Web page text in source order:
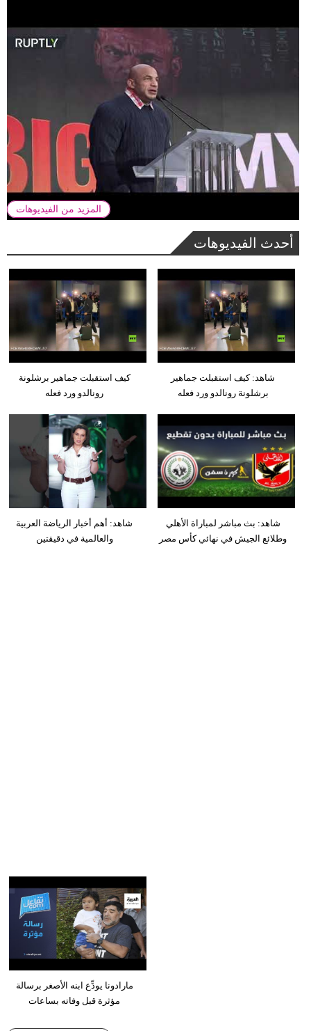
المزيد من الفيديوهات
أحدث الفيديوهات
كيف استقبلت جماهير برشلونة
رونالدو ورد فعله
شاهد: كيف استقبلت جماهير
برشلونة رونالدو ورد فعله
شاهد: أهم أخبار الرياضة العربية
والعالمية في دقيقتين
شاهد: بث مباشر لمباراة الأهلي
وطلائع الجيش في نهائي كأس مصر
مارادونا يودِّع ابنه الأصغر برسالة
مؤثرة قبل وفاته بساعات